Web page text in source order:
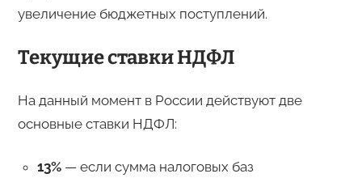
увеличение бюджетных поступлений.
Текущие ставки НДФЛ
На данный момент в России действуют две
основные ставки НДФЛ:
13%— если сумма налоговых баз